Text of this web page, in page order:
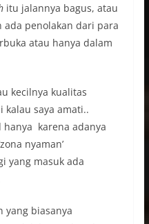
itu jalannya bagus, atau
ada penolakan dari para
atau hanya dalam
kecilnya kualitas
saya amati..
karena adanya
nyaman’
yang masuk ada
yang biasanya